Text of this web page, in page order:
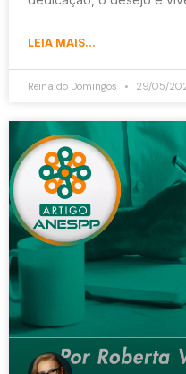
LEIA MAIS...
Reinaldo Domingos 29/05/